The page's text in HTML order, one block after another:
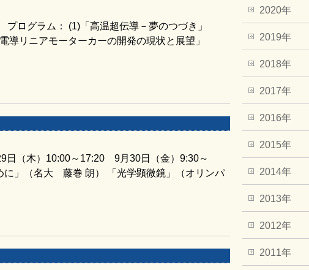
プログラム： (1)「高温超伝導－夢のつづき」
導リニアモーターカーの開発の現状と展望」
日（木）10:00～17:20 9月30日（金）9:30～
に」（名大 藤巻 朗） 「光学顕微鏡」（オリンパ
2020年
2019年
2018年
2017年
2016年
2015年
2014年
2013年
2012年
2011年